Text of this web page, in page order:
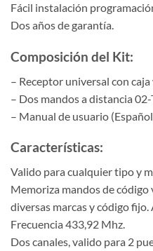
Fácil instalación
Dos años de garantía.
Composición del Kit:
– Receptor universal con caja
– Dos mandos a distancia
– Manual de usuario
Características:
Valido para cualquier tipo y
Memoriza mandos de
diversas marcas y código
Frecuencia 433,92 Mhz.
Dos canales, valido para 2